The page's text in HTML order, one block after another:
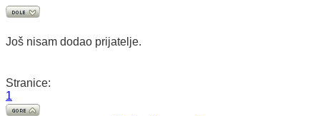
Još nisam dodao prijatelje.
Stranice:
1